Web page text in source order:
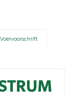
Voervoorschrift